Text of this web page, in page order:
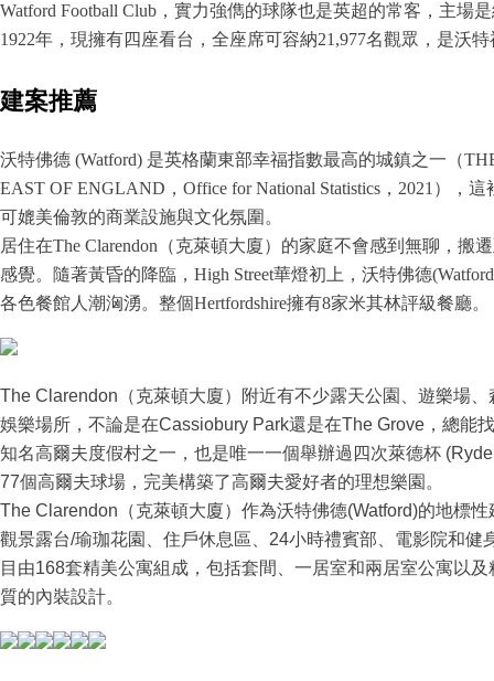
Watford Football Club，實力強儁的球隊也是英超的常客，主場
1922年，現擁有四座看台，全座席可容納21,977名觀眾，是沃
建案推薦
沃特佛德 (Watford) 是英格蘭東部幸福指數最高的城鎮之一（
EAST OF ENGLAND，Office for National Statistics，2021），
可媲美倫敦的商業設施與文化氛圍。
居住在The Clarendon（克萊頓大廈）的家庭不會感到無聊，搬
感覺。隨著黃昏的降臨，High Street華燈初上，沃特佛德
各色餐館人潮洶湧。整個Hertfordshire擁有8家米其林評級餐廳。
The Clarendon（克萊頓大廈）附近有不少露天公園、遊樂場
娛樂場所，不論是在Cassiobury Park還是在The Grove，總能
知名高爾夫度假村之一，也是唯一一個舉辦過四次萊德杯
77個高爾夫球場，完美構築了高爾夫愛好者的理想樂園。
The Clarendon（克萊頓大廈）作為沃特佛德(Watford)的地標
觀景露台/瑜珈花園、住戶休息區、24小時禮賓部、電影院和健
目由168套精美公寓組成，包括套間、一居室和兩居室公寓以
質的內裝設計。